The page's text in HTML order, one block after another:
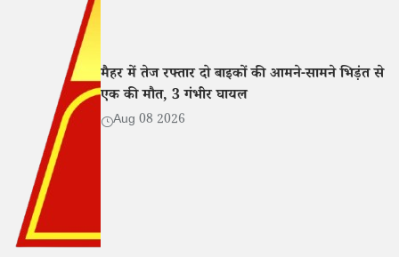
मैहर में तेज रफ्तार दो बाइकों की आमने-सामने भिड़ंत से
एक की मौत, 3 गंभीर घायल
Aug 08 2026